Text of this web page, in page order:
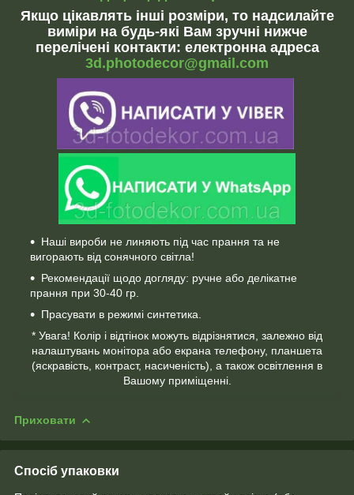
Якщо цікавлять інші розміри, то надсилайте
виміри на будь-які Вам зручні нижче
перелічені контакти: електронна адреса
3d.photodecor@gmail.com
Наші вироби не линяють під час прання та не
вигорають від сонячного світла!
Рекомендації щодо догляду: ручне або делікатне
прання при 30-40 гр.
Прасувати в режимі синтетика.
* Увага! Колір і відтінок можуть відрізнятися, залежно від
налаштувань монітора або екрана телефону, планшета
(яскравість, контраст, насиченість), а також освітлення в
Вашому приміщенні.
Приховати
Спосіб упаковки